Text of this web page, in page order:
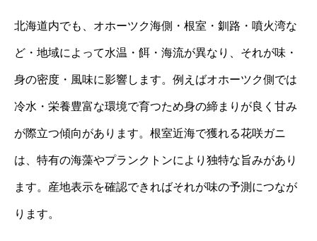
北海道内でも、オホーツク海側・根室・釧路・噴火湾な
ど・地域によって水温・餌・海流が異なり、それが味・
身の密度・風味に影響します。例えばオホーツク側では
冷水・栄養豊富な環境で育つため身の締まりが良く甘み
が際立つ傾向があります。根室近海で獲れる花咲ガニ
は、特有の海藻やプランクトンにより独特な旨みがあり
ます。産地表示を確認できればそれが味の予測につなが
ります。